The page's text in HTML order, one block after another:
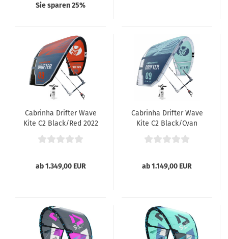
Sie sparen 25%
Cabrinha Drifter Wave
Kite C2 Black/Red 2022
ab 1.349,00 EUR
Cabrinha Drifter Wave
Kite C2 Black/Cyan
2022
ab 1.149,00 EUR